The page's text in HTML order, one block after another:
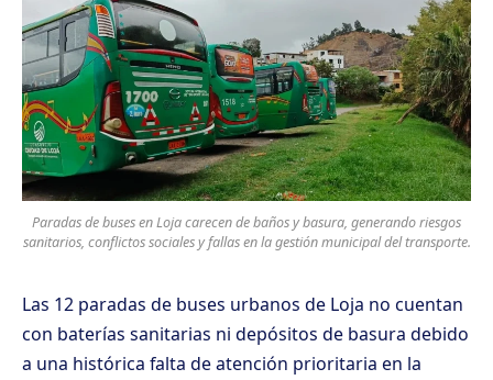
Paradas de buses en Loja carecen de baños y basura, generando riesgos
sanitarios, conflictos sociales y fallas en la gestión municipal del transporte.
Las 12 paradas de buses urbanos de Loja no cuentan
con baterías sanitarias ni depósitos de basura debido
a una histórica falta de atención prioritaria en la